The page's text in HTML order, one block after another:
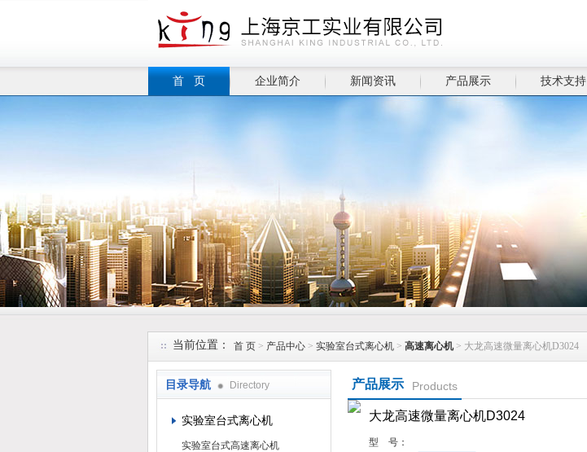
首 页 企业简介 新闻资讯 产品展示 技术支持
当前位置： 首 页 > 产品中心 > 实验室台式离心机 > 高速离心机> 大龙高速微量离心机D3024
目录导航 Directory
实验室台式离心机
实验室台式高速离心机
产品展示 Products
大龙高速微量离心机D3024
型 号：